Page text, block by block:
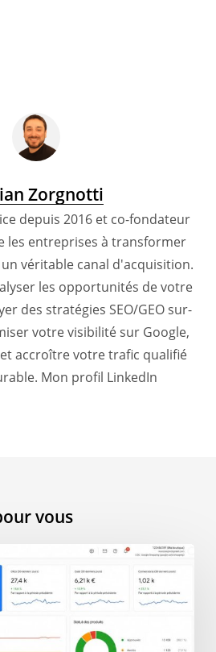
Zorgnotti
depuis 2016 et co-fondateur
les entreprises à transformer
véritable canal d'acquisition.
les opportunités de votre
des stratégies SEO/GEO sur-
votre visibilité sur Google,
et accroître votre trafic qualifié
Mon profil LinkedIn
vous